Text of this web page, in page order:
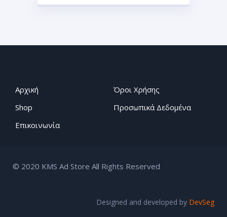
Αρχική
Shop
Επικοινωνία
Όροι Χρήσης
Προσωπικά Δεδομένα
© 2020 KMS Ad Store All Rights Reserved
Designed and developed by DevSeg